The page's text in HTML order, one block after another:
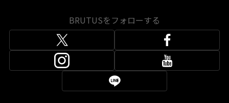
BRUTUSをフォローする